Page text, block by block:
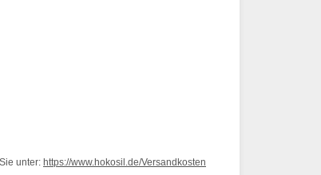
unter: https://www.hokosil.de/Versandkosten